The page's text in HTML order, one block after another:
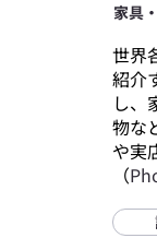
家具
世界
紹介
し、
物な
や実
（